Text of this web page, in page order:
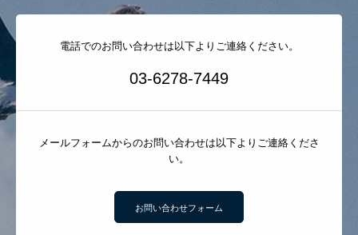
電話でのお問い合わせは以下よりご連絡ください。
03-6278-7449
メールフォームからのお問い合わせは以下よりご連絡くださ
い。
お問い合わせフォーム